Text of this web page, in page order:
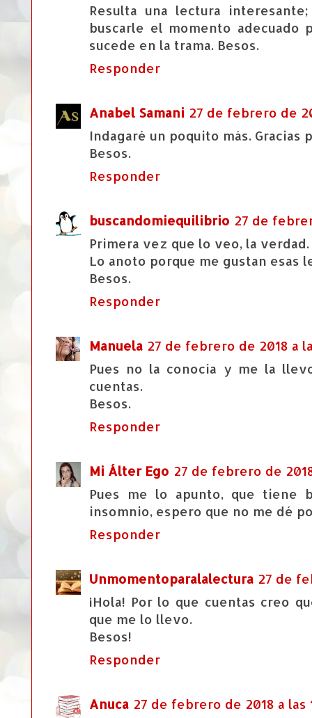
Resulta una lectura
buscarle el momento
sucede en la trama. Besos.
Responder
Anabel Samani 27 de febrero de
Indagaré un poquito más. Gracias
Besos.
Responder
buscandomiequilibrio 27 de
Primera vez que lo veo, la verdad.
Lo anoto porque me gustan esas
Besos.
Responder
Manuela 27 de febrero de 2018 a
Pues no la conocía y me la
cuentas.
Besos.
Responder
Mi Álter Ego 27 de febrero de
Pues me lo apunto, que tiene
insomnio, espero que no me dé
Responder
Unmomentoparalalectura 27 de
¡Hola! Por lo que cuentas creo
que me lo llevo.
Besos!
Responder
Anuca 27 de febrero de 2018 a las